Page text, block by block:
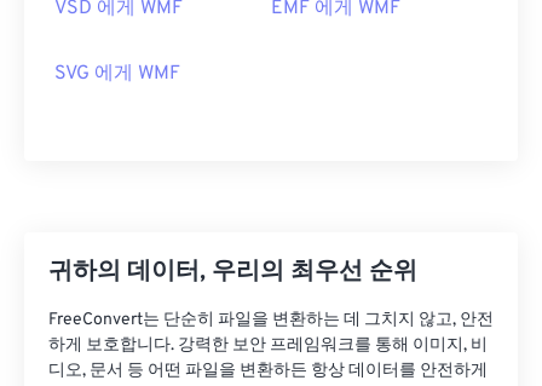
VSD 에게 WMF EMF 에게 WMF
SVG 에게 WMF
귀하의 데이터, 우리의 최우선 순위
FreeConvert는 단순히 파일을 변환하는 데 그치지 않고, 안전
하게 보호합니다. 강력한 보안 프레임워크를 통해 이미지, 비
디오, 문서 등 어떤 파일을 변환하든 항상 데이터를 안전하게